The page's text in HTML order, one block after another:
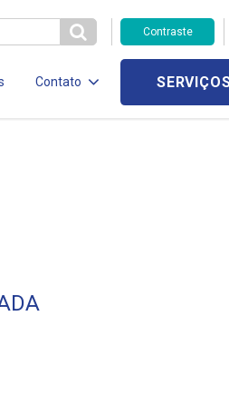
Contraste
Contato